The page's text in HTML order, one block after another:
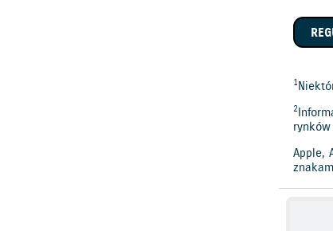
1
2
Apple,